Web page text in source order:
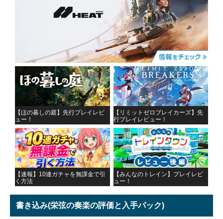
【ほの暮しの庭】先行プレイレビ
ュー！
【リミットゼロブレイカーズ】先
行プレイレビュー！
【速報】10連ガチャを無課金で引
く方法
【みんなのトレイン】プレイレビ
ュー！
書き込み(栄弦の奏楽の評価と入手パック)